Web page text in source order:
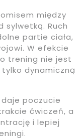
między
sylwetką. Ruch
partie ciała,
W efekcie
trening nie jest
dynamiczną
daje poczucie
ćwiczeń, a
i lepiej